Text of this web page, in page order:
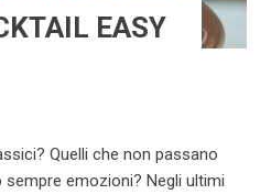
EASY
Quelli che non passano
emozioni? Negli ultimi